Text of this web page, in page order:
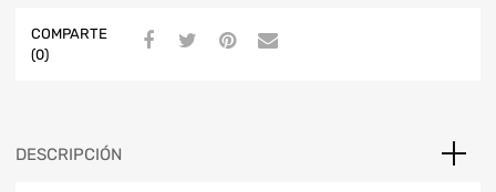
COMPARTE
(0)
DESCRIPCIÓN